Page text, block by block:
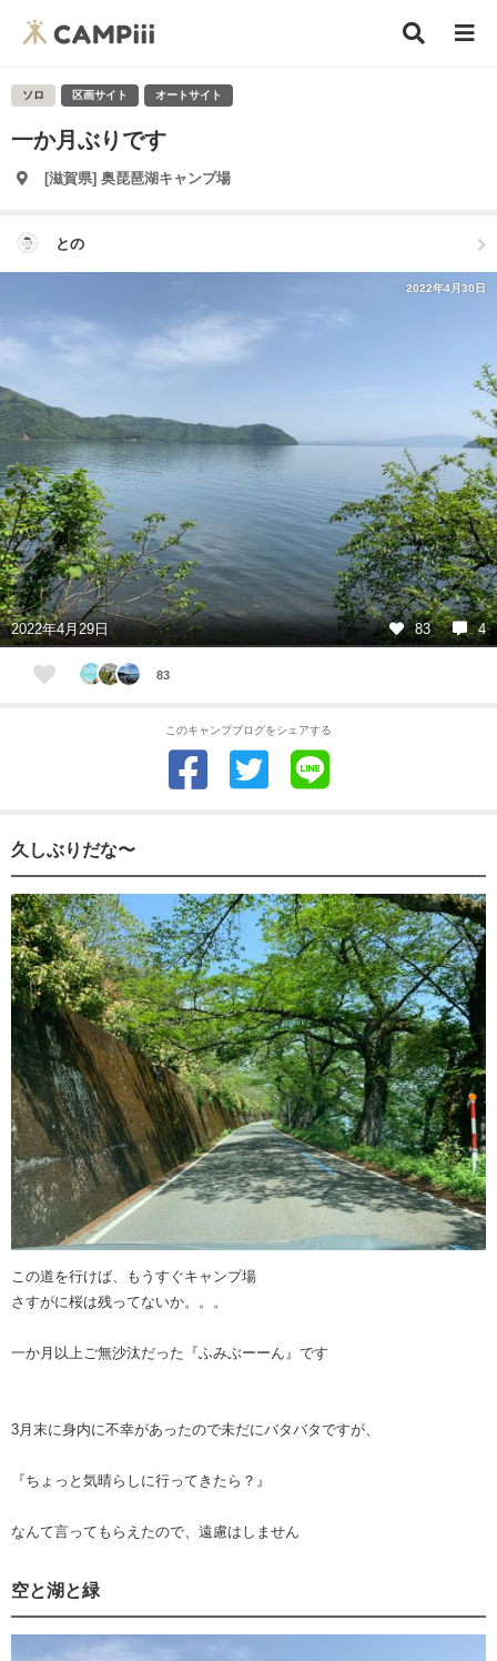
ソロ 区画サイト オートサイト
一か月ぶりです
[滋賀県] 奥琵琶湖キャンプ場
との
2022年4月30日
2022年4月29日 83 4
83
このキャンプブログをシェアする
久しぶりだな〜
この道を行けば、もうすぐキャンプ場
さすがに桜は残ってないか。。。
一か月以上ご無沙汰だった『ふみぶーーん』です
3月末に身内に不幸があったので未だにバタバタですが、
『ちょっと気晴らしに行ってきたら？』
なんて言ってもらえたので、遠慮はしません
空と湖と緑